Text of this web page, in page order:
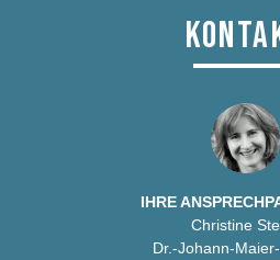
IHRE
Christine
Dr.-Johann-